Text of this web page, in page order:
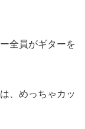
全員がギターを
、めっちゃカッ